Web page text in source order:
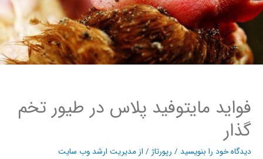
فواید مایتوفید پلاس در طیور تخم
گذار
دیدگاه‌ خود را بنویسید/رپورتاژ/ از مدیریت ارشد وب سایت